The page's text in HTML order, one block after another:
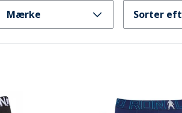
Mærke Sorter